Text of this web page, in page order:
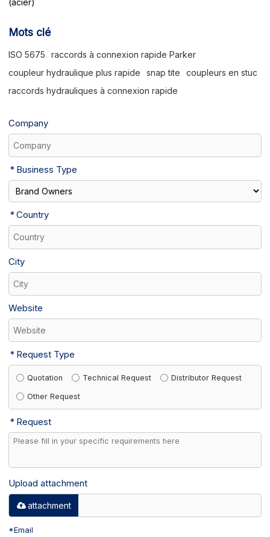
Mots clé
ISO 5675
raccords à connexion rapide Parker
coupleur hydraulique plus rapide
snap tite
coupleurs en stuc
raccords hydrauliques à connexion rapide
Company
Business Type
Country
City
Website
Request Type
Quotation Technical Request Distributor Request
Other Request
Request
Upload attachment
attachment
*Email